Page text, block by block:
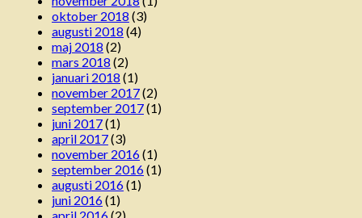
oktober 2018 (3)
augusti 2018 (4)
maj 2018 (2)
mars 2018 (2)
januari 2018 (1)
november 2017(2)
september 2017(1)
juni 2017(1)
april 2017(3)
november 2016(1)
september 2016(1)
augusti 2016(1)
juni 2016(1)